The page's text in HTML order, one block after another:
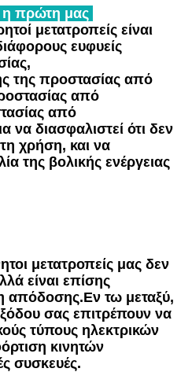
η πρώτη μας
μετατροπείς είναι
ευφυείς
της προστασίας από
από
από
να διασφαλιστεί ότι δεν
χρήση, και να
της βολικής ενέργειας
μετατροπείς μας δεν
είναι επίσης
απόδοσης.Εν τω μεταξύ,
σας επιτρέπουν να
τύπους ηλεκτρικών
κινητών
συσκευές.